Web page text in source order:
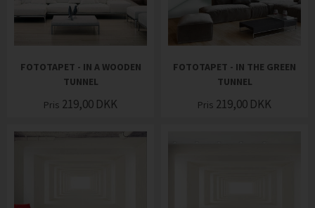
FOTOTAPET - IN A WOODEN
TUNNEL
Pris 219,00 DKK
FOTOTAPET - IN THE GREEN
TUNNEL
Pris 219,00 DKK